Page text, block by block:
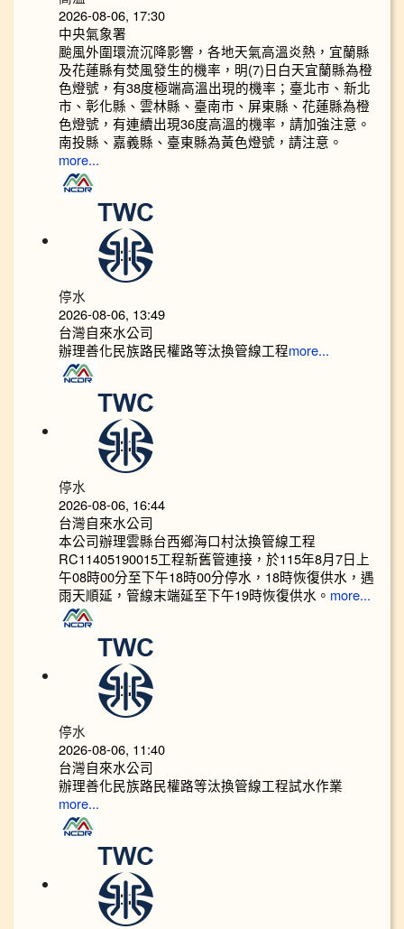
2026-08-06, 17:30
中央氣象署
颱風外圍環流沉降影響，各地天氣高溫炎熱，宜蘭縣
及花蓮縣有焚風發生的機率，明(7)日白天宜蘭縣為橙
色燈號，有38度極端高溫出現的機率；臺北市、新北
市、彰化縣、雲林縣、臺南市、屏東縣、花蓮縣為橙
色燈號，有連續出現36度高溫的機率，請加強注意。
南投縣、嘉義縣、臺東縣為黃色燈號，請注意。
more...
停水
2026-08-06, 13:49
台灣自來水公司
辦理善化民族路民權路等汰換管線工程more...
停水
2026-08-06, 16:44
台灣自來水公司
本公司辦理雲縣台西鄉海口村汰換管線工程
RC11405190015工程新舊管連接，於115年8月7日上
午08時00分至下午18時00分停水，18時恢復供水，遇
雨天順延，管線末端延至下午19時恢復供水。 more...
停水
2026-08-06, 11:40
台灣自來水公司
辦理善化民族路民權路等汰換管線工程試水作業
more...